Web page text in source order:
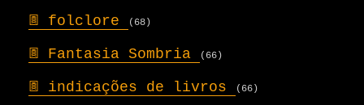
𖣍 folclore (68)
𖣍 Fantasia Sombria (66)
𖣍 indicações de livros (66)